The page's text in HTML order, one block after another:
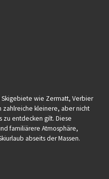
wie Zermatt, Verbier
zahlreiche kleinere, aber nicht
entdecken gilt. Diese
familiärere Atmosphäre,
abseits der Massen.